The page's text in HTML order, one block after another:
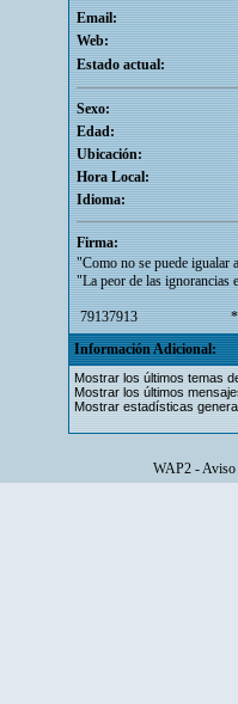
Email:
Web:
Estado actual:
Sexo:
Edad:
Ubicación:
Hora Local:
Idioma:
Firma:
"Como no se puede igualar
"La peor de las ignorancias
79137913
Información Adicional:
Mostrar los últimos temas
Mostrar los últimos
Mostrar estadísticas
WAP2-Aviso